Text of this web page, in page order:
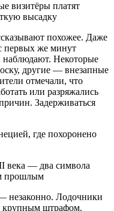
визитёры платят
высадку
похожее. Даже
первых же минут
наблюдают. Некоторые
другие — внезапные
отмечали, что
или разряжались
Задерживаться
века — два символа
прошлым
незаконно. Лодочники
крупным штрафом.